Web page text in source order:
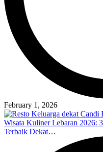
February 1, 2026
Wisata Kuliner Lebaran 2026:
Terbaik Dekat…